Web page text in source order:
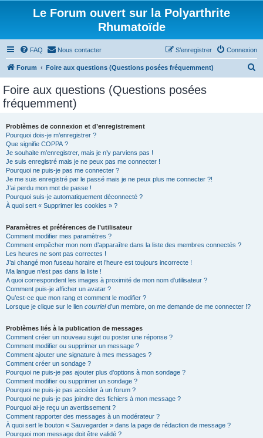
Le Forum ouvert sur la Polyarthrite
Rhumatoïde
FAQ Nous contacter Connexion
S’enregistrer
Forum Foire aux questions (Questions posées fréquemment)
Foire aux questions (Questions posées
fréquemment)
Problèmes de connexion et d’enregistrement
Pourquoi dois-je m’enregistrer ?
Que signifie COPPA ?
Je souhaite m’enregistrer, mais je n’y parviens pas !
Je suis enregistré mais je ne peux pas me connecter !
Pourquoi ne puis-je pas me connecter ?
Je me suis enregistré par le passé mais je ne peux plus me connecter ?!
J’ai perdu mon mot de passe !
Pourquoi suis-je automatiquement déconnecté ?
À quoi sert « Supprimer les cookies » ?
Paramètres et préférences de l’utilisateur
Comment modifier mes paramètres ?
Comment empêcher mon nom d’apparaître dans la liste des membres connectés ?
Les heures ne sont pas correctes !
J’ai changé mon fuseau horaire et l’heure est toujours incorrecte !
Ma langue n’est pas dans la liste !
A quoi correspondent les images à proximité de mon nom d’utilisateur ?
Comment puis-je afficher un avatar ?
Qu’est-ce que mon rang et comment le modifier ?
Lorsque je clique sur le lien courrield’un membre, on me demande de me connecter !?
Problèmes liés à la publication de messages
Comment créer un nouveau sujet ou poster une réponse ?
Comment modifier ou supprimer un message ?
Comment ajouter une signature à mes messages ?
Comment créer un sondage ?
Pourquoi ne puis-je pas ajouter plus d’options à mon sondage ?
Comment modifier ou supprimer un sondage ?
Pourquoi ne puis-je pas accéder à un forum ?
Pourquoi ne puis-je pas joindre des fichiers à mon message ?
Pourquoi ai-je reçu un avertissement ?
Comment rapporter des messages à un modérateur ?
À quoi sert le bouton « Sauvegarder » dans la page de rédaction de message ?
Pourquoi mon message doit être validé ?